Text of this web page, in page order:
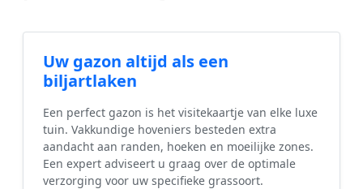
Uw gazon altijd als een
biljartlaken
Een perfect gazon is het visitekaartje van elke luxe
tuin. Vakkundige hoveniers besteden extra
aandacht aan randen, hoeken en moeilijke zones.
Een expert adviseert u graag over de optimale
verzorging voor uw specifieke grassoort.